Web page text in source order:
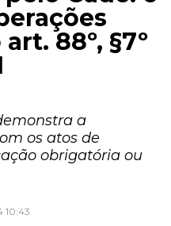
88º, §7º
a
os atos de
obrigatória ou
10:43